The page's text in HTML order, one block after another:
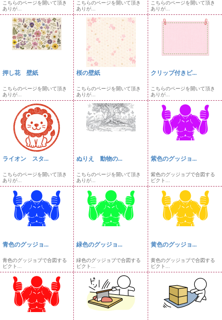
こちらのページを開いて頂き
ありが...
こちらのページを開いて頂き
ありが...
こちらのページを開いて頂き
ありが...
押し花 壁紙
こちらのページを開いて頂き
ありが...
桜の壁紙
こちらのページを開いて頂き
ありが...
クリップ付きピ...
こちらのページを開いて頂き
ありが...
ライオン スタ...
こちらのページを開いて頂き
ありが...
ぬりえ 動物の...
こちらのページを開いて頂き
ありが...
紫色のグッジョ...
紫色のグッジョブで合図する
ピクト...
青色のグッジョ...
青色のグッジョブで合図する
ピクト...
緑色のグッジョ...
緑色のグッジョブで合図する
ピクト...
黄色のグッジョ...
黄色のグッジョブで合図する
ピクト...